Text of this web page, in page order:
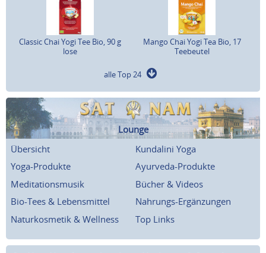
Classic Chai Yogi Tee Bio, 90 g
lose
Mango Chai Yogi Tea Bio, 17
Teebeutel
alle Top 24
Lounge
Übersicht
Kundalini Yoga
Yoga-Produkte
Ayurveda-Produkte
Meditationsmusik
Bücher & Videos
Bio-Tees & Lebensmittel
Nahrungs-Ergänzungen
Naturkosmetik & Wellness
Top Links